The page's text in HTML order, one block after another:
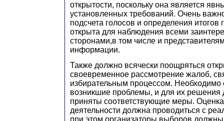
открытости, поскольку она является
установленных требований. Очень
подсчета голосов и определения
открыта для наблюдения всеми
сторонами,в том числе и
информации.
Также должно всячески поощряться
своевременное рассмотрение жалоб,
избирательным процессом. Необходимо
возникшие проблемы, и для их
приняты соответствующие меры.
деятельности должна проводиться с
при этом организаторы выборов должны